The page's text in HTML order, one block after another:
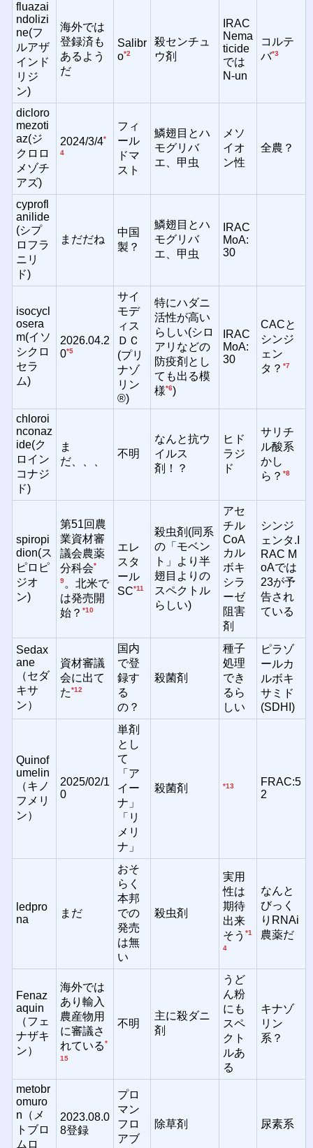
fluazai
ndolizi
ne(フ
ルアザ
インド
リジ
ン)
海外では
登録済も
あるよう
だ
Salibr
o*2
殺センチュ
ウ剤
IRAC
Nema
ticide
では
N-un
コルテ
バ*3
dicloro
mezoti
az(ジ
クロロ
メゾチ
アズ)
2024/3/4*
4
フィ
ール
ドマ
スト
鱗翅目とハ
モグリバ
エ、甲虫
メソ
イオ
ン性
全農？
cyprofl
anilide
(シプ
ロフラ
ニリ
ド)
まだだね
中国
製？
鱗翅目とハ
モグリバ
エ、甲虫
IRAC
MoA:
30
isocycl
osera
m(イソ
シクロ
セラ
ム)
2026.04.2
0*5
サイ
モデ
ィス
ＤＣ
(プリ
ナゾ
リン
®)
特にハダニ
活性が高い
らしい(シロ
アリなどの
防疫剤とし
ても出る模
様*6)
IRAC
MoA:
30
CACと
シンジ
ェン
タ？*7
chloroi
nconaz
ide(ク
ロイン
コナジ
ド)
ま
だ、、、
不明
なんと抗ウ
イルス
剤！？
ヒド
ラジ
ド
サリチ
ル酸系
かし
ら？*8
spiropi
dion(ス
ピロピ
ジオ
ン)
第51回農
業資材審
議会農薬
分科会*
9。北米で
は発売開
始？*10
エレ
スタ
ール
SC*11
殺虫剤(同系
の「モベン
ト」より半
翅目よりの
スペクトル
らしい)
アセ
チル
CoA
カル
ボキ
シラ
ーゼ
阻害
剤
シンジ
ェンタ.I
RAC M
oAでは
23が予
告され
ている
Sedax
ane
（セダ
キサ
ン）
資材審議
会に出て
た*12
国内
で登
録す
る
の？
殺菌剤
種子
処理
でき
るら
しい
ピラゾ
ールカ
ルボキ
サミド
(SDHI)
Quinof
umelin
（キノ
フメリ
ン）
2025/02/1
0
単剤
とし
て
「ア
イー
ナ」
「リ
メリ
ナ」
殺菌剤 *13
FRAC:5
2
ledpro
na
まだ
おそ
らく
本邦
での
発売
は無
い
殺虫剤
実用
性は
期待
出来
そう*1
4
なんと
びっく
りRNAi
農薬だ
Fenaz
aquin
（フェ
ナザキ
ン）
海外では
あり輸入
農産物用
に審議さ
れている*
15
不明
主に殺ダニ
剤
うど
ん粉
にも
スペ
クト
ルあ
る
キナゾ
リン
系？
metobr
omuro
n（メ
トブロ
ムロ
2023.08.0
8登録
プロ
マン
フロ
アブ
除草剤 尿素系